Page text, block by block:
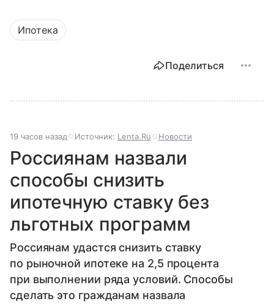
Ипотека
Поделиться
19 часов назад Источник: Lenta.Ru Новости
Россиянам назвали
способы снизить
ипотечную ставку без
льготных программ
Россиянам удастся снизить ставку
по рыночной ипотеке на 2,5 процента
при выполнении ряда условий. Способы
сделать это гражданам назвала